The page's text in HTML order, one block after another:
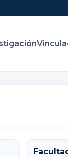
Facultad